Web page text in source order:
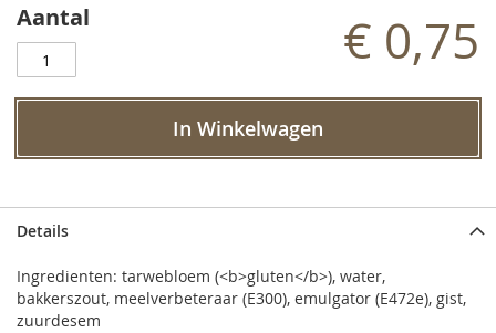
de
gallerij
Aantal € 0,75
In Winkelwagen
Details
Ingredienten: tarwebloem (<b>gluten</b>), water,
bakkerszout, meelverbeteraar (E300), emulgator (E472e), gist,
zuurdesem